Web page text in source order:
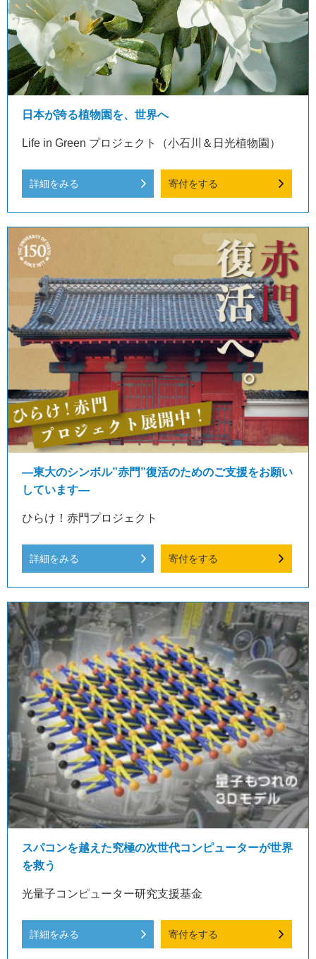
日本が誇る植物園を、世界へ
Life in Green プロジェクト（小石川＆日光植物園）
詳細をみる 寄付をする
―東大のシンボル”赤門”復活のためのご支援をお願い
しています―
ひらけ！赤門プロジェクト
詳細をみる 寄付をする
スパコンを越えた究極の次世代コンピューターが世界
を救う
光量子コンピューター研究支援基金
詳細をみる 寄付をする